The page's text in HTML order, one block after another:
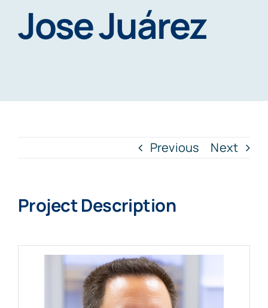
Empreses
Cita prèvia
Jose Juárez
Previous Next
Project Description